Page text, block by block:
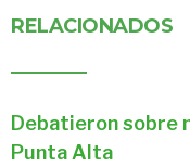
RELACIONADOS
Debatieron sobre
Punta Alta